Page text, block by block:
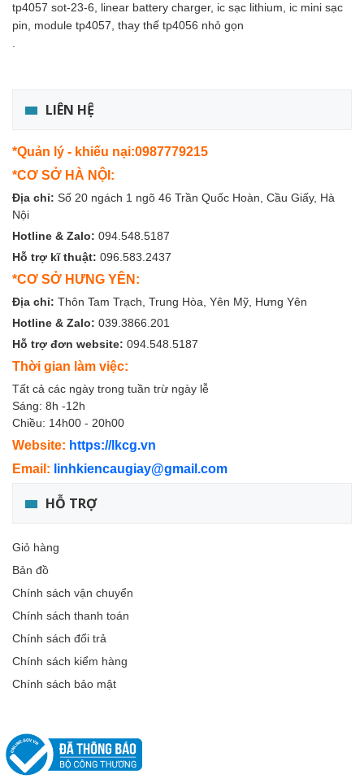
tp4057 sot-23-6, linear battery charger, ic sạc lithium, ic mini sạc
pin, module tp4057, thay thế tp4056 nhỏ gọn
LIÊN HỆ
*Quản lý - khiếu nại:0987779215
*CƠ SỞ HÀ NỘI:
Địa chỉ: Số 20 ngách 1 ngõ 46 Trần Quốc Hoàn, Cầu Giấy, Hà
Nội
Hotline & Zalo: 094.548.5187
Hỗ trợ kĩ thuật: 096.583.2437
*CƠ SỞ HƯNG YÊN:
Địa chỉ: Thôn Tam Trạch, Trung Hòa, Yên Mỹ, Hưng Yên
Hotline & Zalo: 039.3866.201
Hỗ trợ đơn website: 094.548.5187
Thời gian làm việc:
Tất cả các ngày trong tuần trừ ngày lễ
Sáng: 8h -12h
Chiều: 14h00 - 20h00
Website: https://lkcg.vn
Email: linhkiencaugiay@gmail.com
HỖ TRỢ
Giỏ hàng
Bản đồ
Chính sách vận chuyển
Chính sách thanh toán
Chính sách đổi trả
Chính sách kiểm hàng
Chính sách bảo mật